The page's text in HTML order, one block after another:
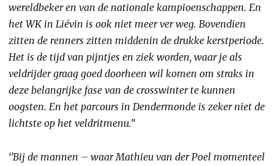
wereldbeker en van de nationale kampioenschappen. En
het WK in Liévin is ook niet meer ver weg. Bovendien
zitten de renners zitten middenin de drukke kerstperiode.
Het is de tijd van pijntjes en ziek worden, waar je als
veldrijder graag goed doorheen wil komen om straks in
deze belangrijke fase van de crosswinter te kunnen
oogsten. En het parcours in Dendermonde is zeker niet de
lichtste op het veldritmenu.’’
‘’Bij de mannen – waar Mathieu van der Poel momenteel